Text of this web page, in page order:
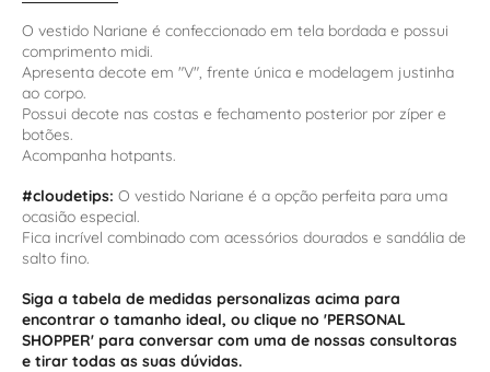
O vestido Nariane é confeccionado em tela bordada e possui
comprimento midi.
Apresenta decote em "V", frente única e modelagem justinha
ao corpo.
Possui decote nas costas e fechamento posterior por zíper e
botões.
Acompanha hotpants.
#cloudetips: O vestido Nariane é a opção perfeita para uma
ocasião especial.
Fica incrível combinado com acessórios dourados e sandália de
salto fino.
Siga a tabela de medidas personalizas acima para
encontrar o tamanho ideal, ou clique no 'PERSONAL
SHOPPER' para conversar com uma de nossas consultoras
e tirar todas as suas dúvidas.